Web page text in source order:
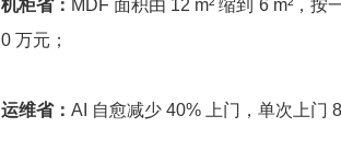
机柜省： MDF 面积由 12 m² 缩到 6 m²，按
0 万元；
运维省： AI 自愈减少 40% 上门，单次上门